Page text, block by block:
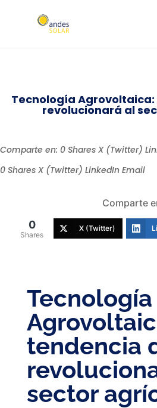
Tecnología
revolucionará al
Comparte en: 0 Shares X (Twitter)
0 Shares X (Twitter) LinkedIn Email
Comparte
0
Shares
X (Twitter)
Tecnología
tendencia
sector